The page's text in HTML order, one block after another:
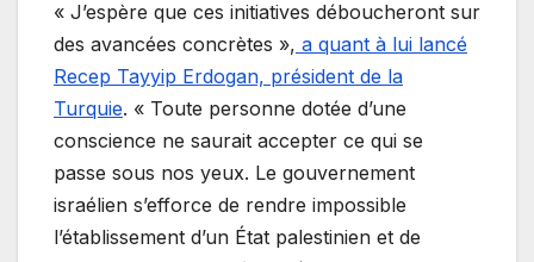
« J’espère que ces initiatives déboucheront sur
des avancées concrètes », a quant à lui lancé
Recep Tayyip Erdogan, président de la
Turquie. « Toute personne dotée d’une
conscience ne saurait accepter ce qui se
passe sous nos yeux. Le gouvernement
israélien s’efforce de rendre impossible
l’établissement d’un État palestinien et de